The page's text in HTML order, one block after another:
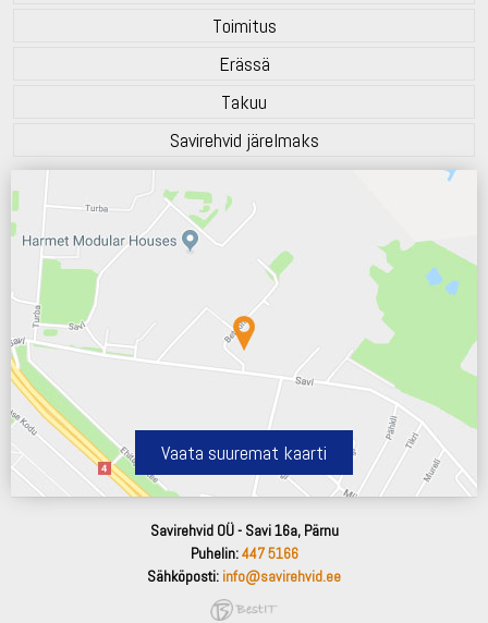
Toimitus
Erässä
Takuu
Savirehvid järelmaks
Vaata suuremat kaarti
Savirehvid OÜ - Savi 16a, Pärnu
Puhelin:447 5166
Sähköposti: info@savirehvid.ee